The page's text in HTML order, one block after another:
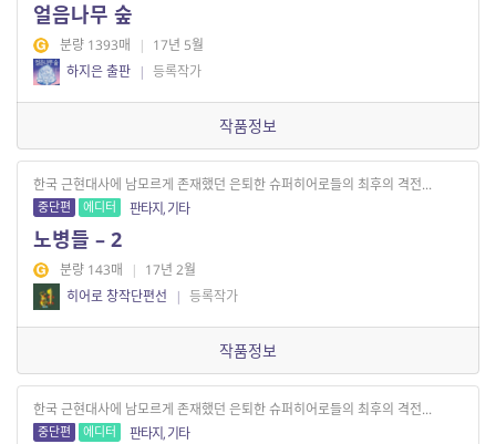
얼음나무 숲
분량 1393매 | 17년 5월
하지은 출판 | 등록작가
작품정보
한국 근현대사에 남모르게 존재했던 은퇴한 슈퍼히어로들의 최후의 격전...
중단편 에디터 판타지, 기타
노병들 – 2
분량 143매 | 17년 2월
히어로 창작단편선
| 등록작가
작품정보
한국 근현대사에 남모르게 존재했던 은퇴한 슈퍼히어로들의 최후의 격전...
중단편 에디터 판타지, 기타